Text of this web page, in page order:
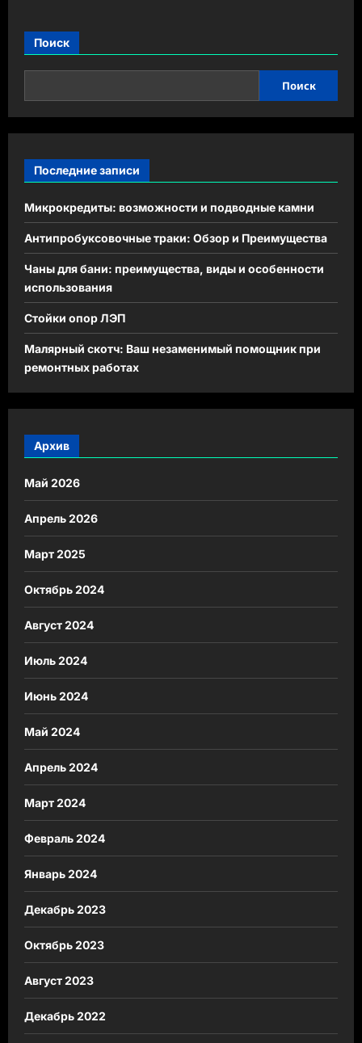
Поиск
Поиск
Последние записи
Микрокредиты: возможности и подводные камни
Антипробуксовочные траки: Обзор и Преимущества
Чаны для бани: преимущества, виды и особенности
использования
Стойки опор ЛЭП
Малярный скотч: Ваш незаменимый помощник при
ремонтных работах
Архив
Май 2026
Апрель 2026
Март 2025
Октябрь 2024
Август 2024
Июль 2024
Июнь 2024
Май 2024
Апрель 2024
Март 2024
Февраль 2024
Январь 2024
Декабрь 2023
Октябрь 2023
Август 2023
Декабрь 2022